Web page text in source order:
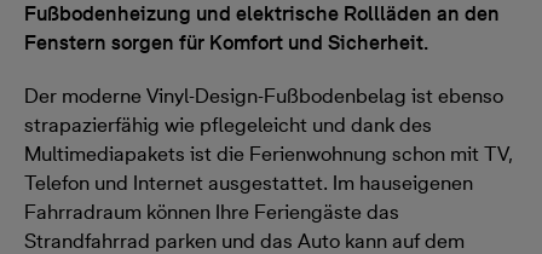
Fußbodenheizung und elektrische Rollläden an den
Fenstern sorgen für Komfort und Sicherheit.
Der moderne Vinyl-Design-Fußbodenbelag ist ebenso
strapazierfähig wie pflegeleicht und dank des
Multimediapakets ist die Ferienwohnung schon mit TV,
Telefon und Internet ausgestattet. Im hauseigenen
Fahrradraum können Ihre Feriengäste das
Strandfahrrad parken und das Auto kann auf dem